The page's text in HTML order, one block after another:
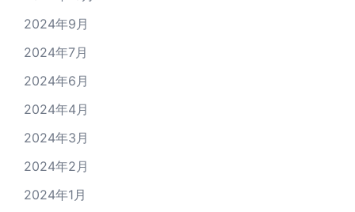
2024年9月
2024年7月
2024年6月
2024年4月
2024年3月
2024年2月
2024年1月